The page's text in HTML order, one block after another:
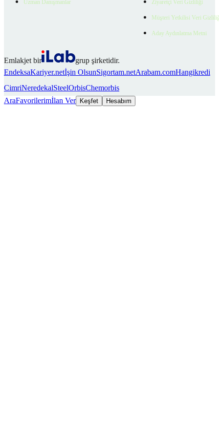
Uzman Danışmanlar Ziyaretçi Veri Gizliliği
Müşteri Yetkilisi Veri
Aday Aydınlatma Metni
Emlakjet bir
grup şirketidir.
EndeksaKariyer.netİşin OlsunSigortam.netArabam.comHangikredi
CimriNeredekalSteelOrbisChemorbis
AraFavorilerimİlan Ver Keşfet Hesabım